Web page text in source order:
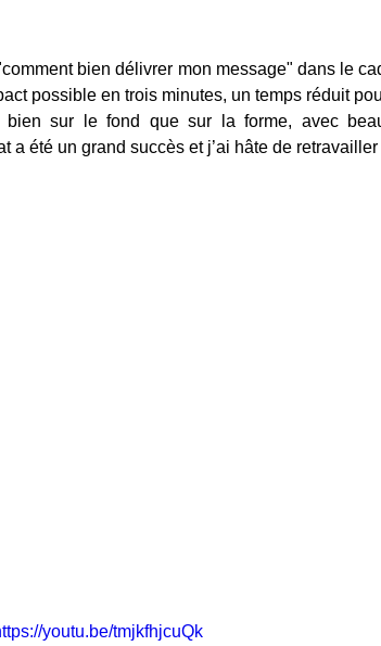
bien délivrer mon message" dans le
possible en trois minutes, un temps réduit
bien sur le fond que sur la forme, avec
a été un grand succès et j’ai hâte de
youtu.be/tmjkfhjcuQk